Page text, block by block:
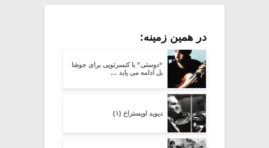
در همین زمینه:
“دوستی” با کنسرتویی برای جوشا
بل ادامه می یابد …
دیوید اویستراخ (۱)